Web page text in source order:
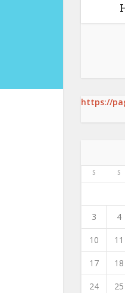
https://
S S
3 4
10 11
17 18
24 25